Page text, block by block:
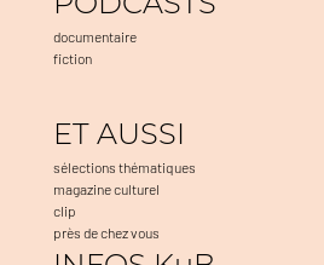
documentaire
fiction
ET AUSSI
sélections thématiques
magazine culturel
clip
près de chez vous